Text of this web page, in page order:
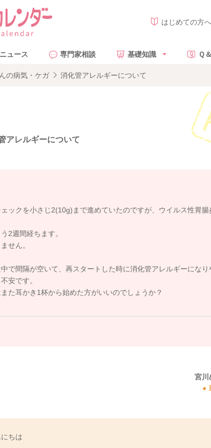
はじめての方へ
ニュース 専門家相談 基礎知識 Ｑ
の病気・ケガ 消化管アレルギーについて
アレルギーについて
ックを小さじ2(10g)まで進めていたのですが、ウイルス性胃腸
2週間経ちます。
せん。
で間隔が空いて、再スタートした時に消化管アレルギーにな
安です。
た耳かき1杯から始めた方がいいのでしょうか？
宮川
ちは